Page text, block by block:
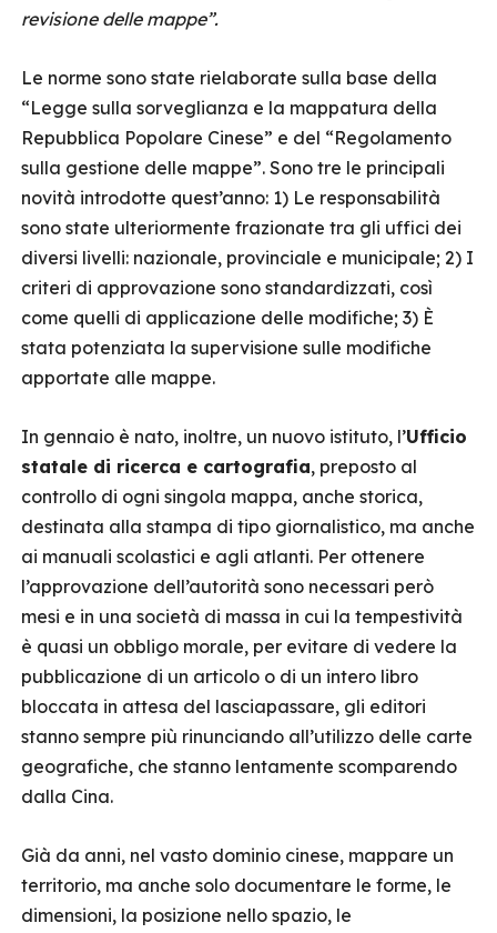
revisione delle mappe”.
Le norme sono state rielaborate sulla base della
“Legge sulla sorveglianza e la mappatura della
Repubblica Popolare Cinese” e del “Regolamento
sulla gestione delle mappe”. Sono tre le principali
novità introdotte quest’anno: 1) Le responsabilità
sono state ulteriormente frazionate tra gli uffici dei
diversi livelli: nazionale, provinciale e municipale; 2) I
criteri di approvazione sono standardizzati, così
come quelli di applicazione delle modifiche; 3) È
stata potenziata la supervisione sulle modifiche
apportate alle mappe.
In gennaio è nato, inoltre, un nuovo istituto, l’Ufficio
statale di ricerca e cartografia, preposto al
controllo di ogni singola mappa, anche storica,
destinata alla stampa di tipo giornalistico, ma anche
ai manuali scolastici e agli atlanti. Per ottenere
l’approvazione dell’autorità sono necessari però
mesi e in una società di massa in cui la tempestività
è quasi un obbligo morale, per evitare di vedere la
pubblicazione di un articolo o di un intero libro
bloccata in attesa del lasciapassare, gli editori
stanno sempre più rinunciando all’utilizzo delle carte
geografiche, che stanno lentamente scomparendo
dalla Cina.
Già da anni, nel vasto dominio cinese, mappare un
territorio, ma anche solo documentare le forme, le
dimensioni, la posizione nello spazio, le